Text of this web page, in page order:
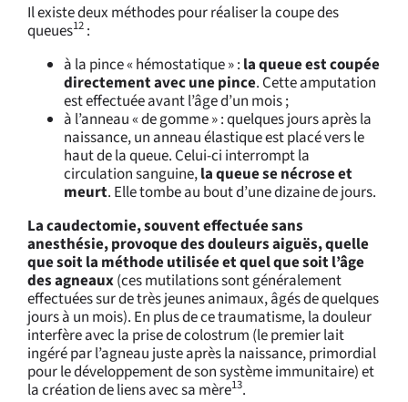
Il existe deux méthodes pour réaliser la coupe des
queues12 :
à la pince « hémostatique » : la queue est coupée
directement avec une pince. Cette amputation
est effectuée avant l’âge d’un mois ;
à l’anneau « de gomme » : quelques jours après la
naissance, un anneau élastique est placé vers le
haut de la queue. Celui-ci interrompt la
circulation sanguine,la queue se nécrose et
meurt. Elle tombe au bout d’une dizaine de jours.
La caudectomie, souvent effectuée sans
anesthésie, provoque des douleurs aiguës, quelle
que soit la méthode utilisée et quel que soit l’âge
des agneaux(ces mutilations sont généralement
effectuées sur de très jeunes animaux, âgés de quelques
jours à un mois). En plus de ce traumatisme, la douleur
interfère avec la prise de colostrum (le premier lait
ingéré par l’agneau juste après la naissance, primordial
pour le développement de son système immunitaire) et
la création de liens avec sa mère13.